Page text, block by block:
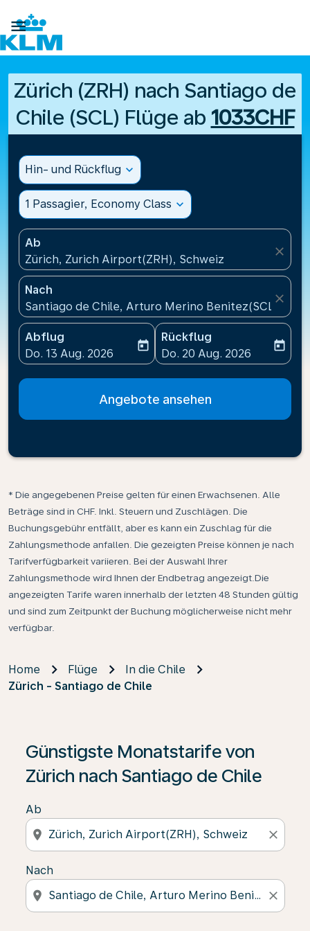

Zürich (ZRH) nach Santiago de
Chile (SCL) Flüge ab 1033CHF
Hin- und Rückflug expand_more
1 Passagier, Economy Class expand_more
Ab
Zürich, Zurich Airport(ZRH), Schweiz
close
Nach
Santiago de Chile, Arturo Merino Benitez(SCL),
close
Abflug
fc-booking-departure-date-aria-label
Do. 13 Aug. 2026
today
Rückflug
fc-booking-return-date-
Do. 20 Aug. 2026
today
Angebote ansehen
* Die angegebenen Preise gelten für einen Erwachsenen. Alle
Beträge sind in CHF. Inkl. Steuern und Zuschlägen. Die
Buchungsgebühr entfällt, aber es kann ein Zuschlag für die
Zahlungsmethode anfallen. Die gezeigten Preise können je nach
Tarifverfügbarkeit variieren. Bei der Auswahl Ihrer
Zahlungsmethode wird Ihnen der Endbetrag angezeigt.Die
angezeigten Tarife waren innerhalb der letzten 48 Stunden gültig
und sind zum Zeitpunkt der Buchung möglicherweise nicht mehr
verfügbar.
Home Flüge
In die Chile
Zürich - Santiago de Chile
Günstigste Monatstarife von
Zürich nach Santiago de Chile
Ab
location_on close
Nach
location_on close